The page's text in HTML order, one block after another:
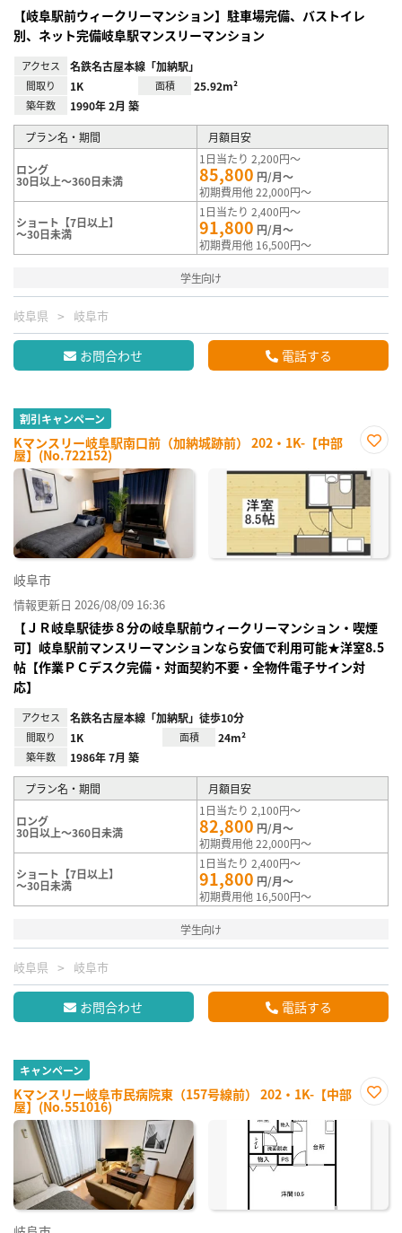
【岐阜駅前ウィークリーマンション】駐車場完備、バストイレ
別、ネット完備岐阜駅マンスリーマンション
アクセス 名鉄名古屋本線「加納駅」
間取り 1K 面積 25.92m²
築年数 1990年 2月 築
プラン名・期間 月額目安
ロング
30日以上～360日未満
1日当たり 2,200円～
85,800 円/月～
初期費用他 22,000円～
ショート【7日以上】
～30日未満
1日当たり 2,400円～
91,800 円/月～
初期費用他 16,500円～
学生向け
岐阜県 岐阜市
お問合わせ 電話する
割引キャンペーン
Kマンスリー岐阜駅南口前（加納城跡前） 202・1K-【中部
屋】(No.722152)
に入
録
岐阜市
情報更新日 2026/08/09 16:36
【ＪＲ岐阜駅徒歩８分の岐阜駅前ウィークリーマンション・喫煙
可】岐阜駅前マンスリーマンションなら安価で利用可能★洋室8.5
帖【作業ＰＣデスク完備・対面契約不要・全物件電子サイン対
応】
アクセス 名鉄名古屋本線「加納駅」徒歩10分
間取り 1K 面積 24m²
築年数 1986年 7月 築
プラン名・期間 月額目安
ロング
30日以上～360日未満
1日当たり 2,100円～
82,800 円/月～
初期費用他 22,000円～
ショート【7日以上】
～30日未満
1日当たり 2,400円～
91,800 円/月～
初期費用他 16,500円～
学生向け
岐阜県 岐阜市
お問合わせ 電話する
キャンペーン
Kマンスリー岐阜市民病院東（157号線前） 202・1K-【中部
屋】(No.551016)
に入